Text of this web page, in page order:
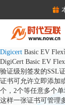
Digicert Basic EV
DigiCert Basic EV
验证级别签发的SSL
证书可允许立即添加
个，2个等任意多个
这样一张证书可管理